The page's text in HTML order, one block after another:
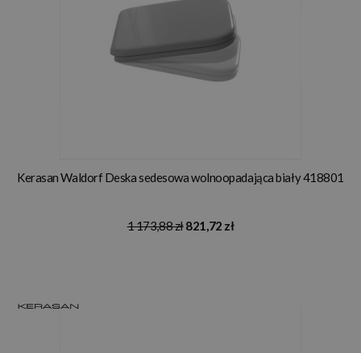
Kerasan Waldorf Deska sedesowa wolnoopadająca biały 418801
1 173,88 zł821,72 zł